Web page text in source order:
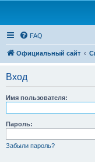
FAQ
Официальный сайт
Вход
Имя пользователя:
Пароль:
Забыли пароль?